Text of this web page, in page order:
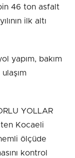
46 ton asfalt
ilk altı
yapım, bakım
YOLLAR
Kocaeli
ölçüde
kontrol